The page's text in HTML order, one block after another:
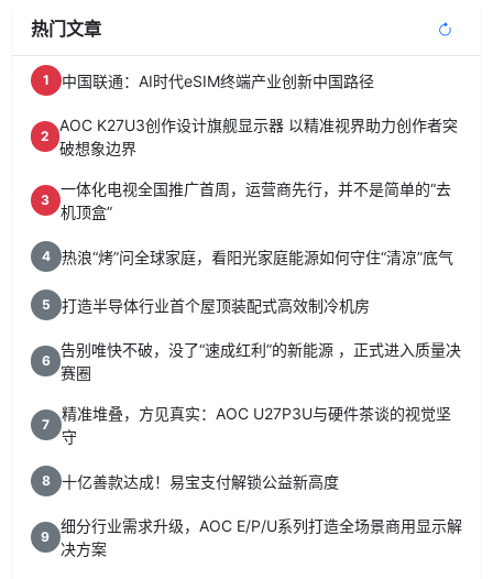
热门文章
1 中国联通：AI时代eSIM终端产业创新中国路径
2
AOC K27U3创作设计旗舰显示器 以精准视界助力创作者突
破想象边界
3
一体化电视全国推广首周，运营商先行，并不是简单的“去
机顶盒”
4 热浪“烤”问全球家庭，看阳光家庭能源如何守住“清凉”底气
5 打造半导体行业首个屋顶装配式高效制冷机房
6
告别唯快不破，没了“速成红利”的新能源 ，正式进入质量决
赛圈
7
精准堆叠，方见真实：AOC U27P3U与硬件茶谈的视觉坚
守
8 十亿善款达成！易宝支付解锁公益新高度
9
细分行业需求升级，AOC E/P/U系列打造全场景商用显示解
决方案